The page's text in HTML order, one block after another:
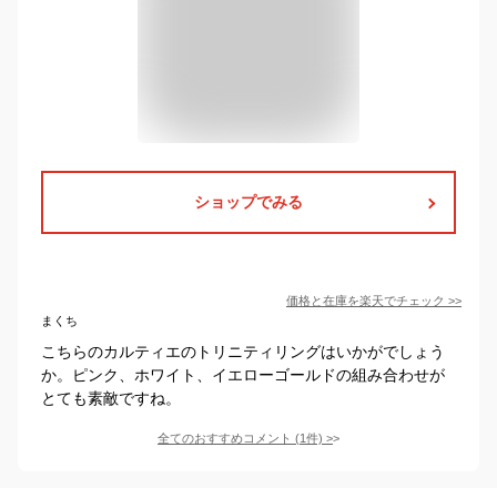
ショップでみる
価格と在庫を楽天でチェック >>
まくち
こちらのカルティエのトリニティリングはいかがでしょう
か。ピンク、ホワイト、イエローゴールドの組み合わせが
とても素敵ですね。
全てのおすすめコメント (1件) >